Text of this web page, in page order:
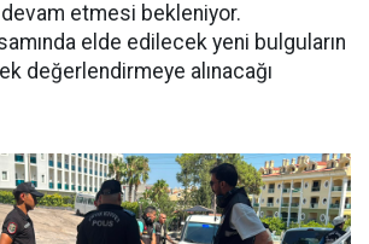
etmesi bekleniyor.
elde edilecek yeni bulguların
değerlendirmeye alınacağı